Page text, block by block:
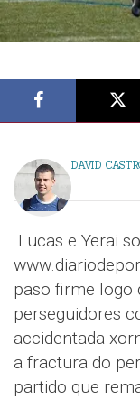
DAVID
Lucas e Yerai
paso firme logo
perseguidores
accidentada
a fractura do
partido que